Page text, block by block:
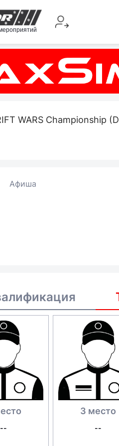
WARS Championship
Афиша
--
3 место
--